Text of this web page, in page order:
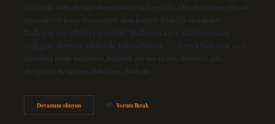
kişilerde böbrek taşı oluşumunu etkileyebilir. Oksalat oranı yüksek
yiyeceklere karşı hassasiyeti olan kişiler dikkatli olmalıdır.
Bademin yan etkileri nelerdir? Bademin aşırı tüketimi insan
sağlığına olumsuz etkilerde bulunabiliyor. … Ayrıca bademin aşırı
tüketimi mide bulantısı, bulanık görme ve baş dönmesi gibi
alerjilere de neden olabiliyor. Badem…
Devamını okuyunBadem
Mideyi
Yorum Bırak